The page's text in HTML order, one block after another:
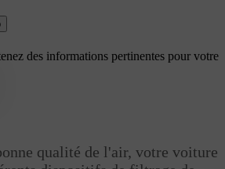
des informations pertinentes pour votre
qualité de l'air, votre voiture